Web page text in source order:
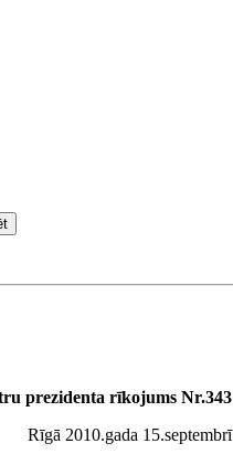
prezidenta rīkojums Nr.343
Rīgā 2010.gada 15.septembrī